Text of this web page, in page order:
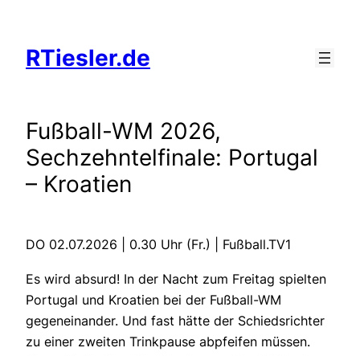
springen
RTiesler.de
Fußball-WM 2026,
Sechzehntelfinale: Portugal
– Kroatien
DO 02.07.2026 | 0.30 Uhr (Fr.) | Fußball.TV1
Es wird absurd! In der Nacht zum Freitag spielten
Portugal und Kroatien bei der Fußball-WM
gegeneinander. Und fast hätte der Schiedsrichter
zu einer zweiten Trinkpause abpfeifen müssen.